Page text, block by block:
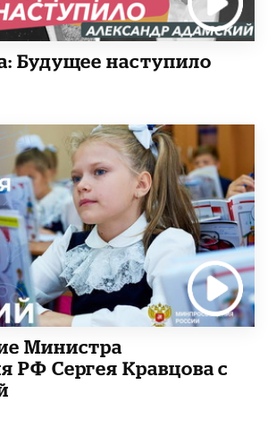
Будущее наступило
Министра
РФ Сергея Кравцова с